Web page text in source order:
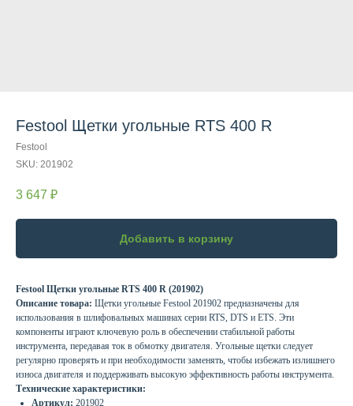
Festool Щетки угольные RTS 400 R
Festool
SKU: 201902
3 647 ₽
Добавить в корзину
Festool Щетки угольные RTS 400 R (201902)
Описание товара: Щетки угольные Festool 201902 предназначены для
использования в шлифовальных машинах серии RTS, DTS и ETS. Эти
компоненты играют ключевую роль в обеспечении стабильной работы
инструмента, передавая ток в обмотку двигателя. Угольные щетки следует
регулярно проверять и при необходимости заменять, чтобы избежать излишнего
износа двигателя и поддерживать высокую эффективность работы инструмента.
Технические характеристики:
Артикул: 201902